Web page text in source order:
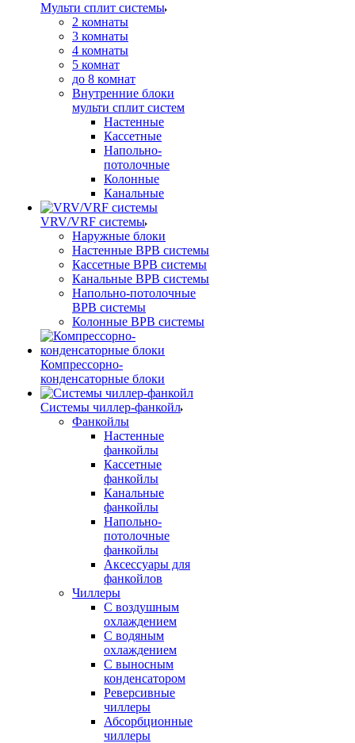
Мульти сплит системы
2 комнаты
3 комнаты
4 комнаты
5 комнат
до 8 комнат
Внутренние блоки
мульти сплит систем
Настенные
Кассетные
Напольно-
потолочные
Колонные
Канальные
VRV/VRF системы
Наружные блоки
Настенные ВРВ системы
Кассетные ВРВ системы
Канальные ВРВ системы
Напольно-потолочные
ВРВ системы
Колонные ВРВ системы
Компрессорно-
конденсаторные блоки
Системы чиллер-фанкойл
Фанкойлы
Настенные
фанкойлы
Кассетные
фанкойлы
Канальные
фанкойлы
Напольно-
потолочные
фанкойлы
Аксессуары для
фанкойлов
Чиллеры
С воздушным
охлаждением
С водяным
охлаждением
С выносным
конденсатором
Реверсивные
чиллеры
Абсорбционные
чиллеры